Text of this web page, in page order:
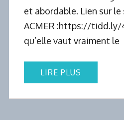
et abordable. Lien sur
ACMER :https://tidd.ly/
qu’elle vaut vraiment le
LIRE PLUS